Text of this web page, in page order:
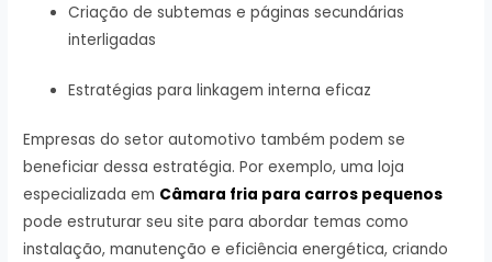
Criação de subtemas e páginas secundárias
interligadas
Estratégias para linkagem interna eficaz
Empresas do setor automotivo também podem se
beneficiar dessa estratégia. Por exemplo, uma loja
especializada em Câmara fria para carros pequenos
pode estruturar seu site para abordar temas como
instalação, manutenção e eficiência energética, criando